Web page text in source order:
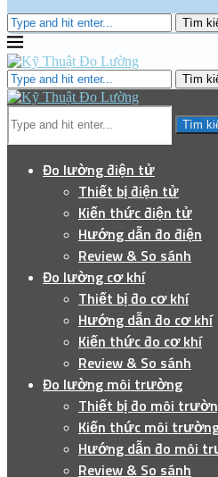
Tìm
Tìm
Tìm
Đo lường điện tử
Thiết bị điện tử
Kiến thức điện tử
Hướng dẫn đo điện
Review & So sánh
Đo lường cơ khí
Thiết bị đo cơ khí
Hướng dẫn đo cơ khí
Kiến thức đo cơ khí
Review & So sánh
Đo lường môi trường
Thiết bị đo môi
Kiến thức môi
Hướng dẫn đo môi
Review & So sánh